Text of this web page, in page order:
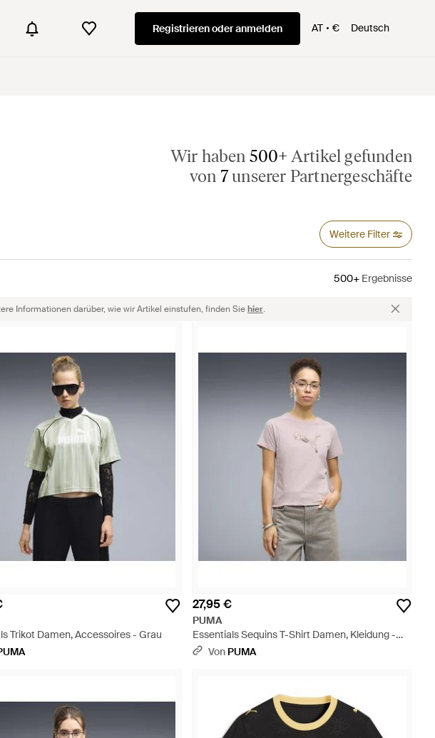
Registrieren oder anmelden AT € Deutsch
Wir haben 500+ Artikel gefunden
von 7unserer Partnergeschäfte
Weitere Filter
500+ Ergebnisse
Informationen darüber, wie wir Artikel einstufen, finden Siehier.
Trikot Damen, Accessoires - Grau
27,95 €
PUMA
Essentials Sequins T-Shirt Damen, Kleidung -
PinkVon PUMA